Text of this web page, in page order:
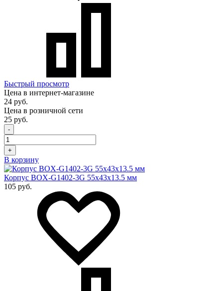
Быстрый просмотр
Цена в интернет-магазине
24 руб.
Цена в розничной сети
25 руб.
-
+
В корзину
Корпус BOX-G1402-3G 55х43х13.5 мм
105 руб.